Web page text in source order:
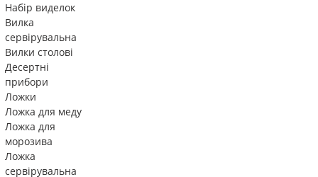
Набір виделок
Вилка
сервірувальна
Вилки столові
Десертні
прибори
Ложки
Ложка для меду
Ложка для
морозива
Ложка
сервірувальна